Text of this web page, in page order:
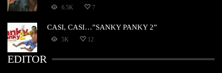
6.5K 7
CASI, CASI…”SANKY PANKY 2”
5K 12
EDITOR